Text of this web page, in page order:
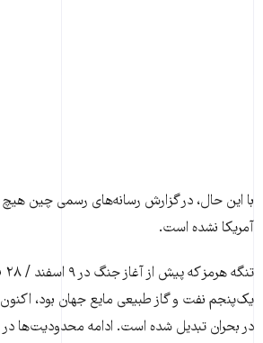
با این حال، در گزارش رسانه‌های رسمی چین هیچ
آمریکا نشده است.
یک‌پنجم نفت و گاز طبیعی مایع جهان بود،
در بحران تبدیل شده است. ادامه محدودیت‌ها در